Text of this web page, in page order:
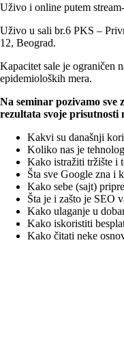
Uživo i online putem
Uživo u sali br.6 PKS –
12, Beograd.
Kapacitet sale je ograničen
epidemioloških mera.
Na seminar pozivamo sve
rezultata svoje prisutnosti
Kakvi su današnji
Koliko nas je
Kako istražiti tržište i
Šta sve Google zna i
Kako sebe (sajt)
Šta je i zašto je SEO
Kako ulaganje u
Kako iskoristiti
Kako čitati neke